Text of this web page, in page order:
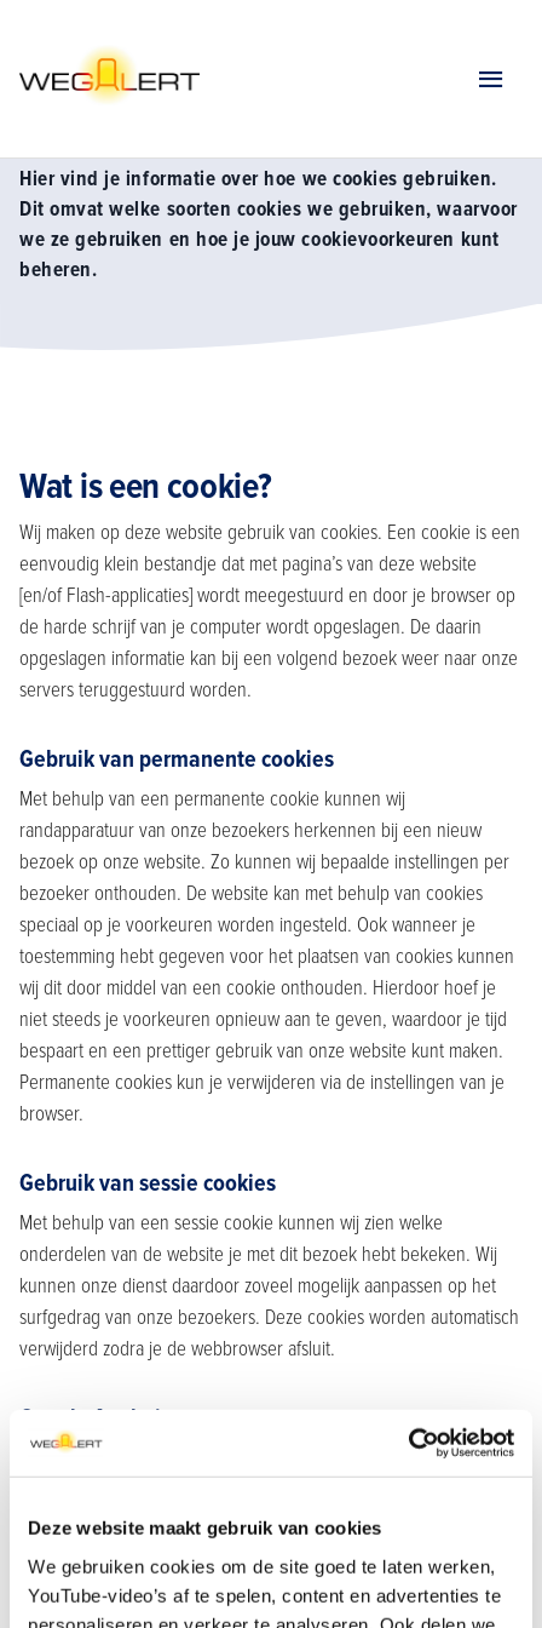
Deze website maakt gebruik van cookies
We gebruiken cookies om de site goed te laten werken,
YouTube-video’s af te spelen, content en advertenties te
Cookies
Hier vind je informatie over hoe we cookies gebruiken.
Dit omvat welke soorten cookies we gebruiken, waarvoor
we ze gebruiken en hoe je jouw cookievoorkeuren kunt
beheren.
Wat is een cookie?
Wij maken op deze website gebruik van cookies. Een cookie is een
eenvoudig klein bestandje dat met pagina’s van deze website
[en/of Flash-applicaties] wordt meegestuurd en door je browser op
de harde schrijf van je computer wordt opgeslagen. De daarin
opgeslagen informatie kan bij een volgend bezoek weer naar onze
servers teruggestuurd worden.
Gebruik van permanente cookies
Met behulp van een permanente cookie kunnen wij
randapparatuur van onze bezoekers herkennen bij een nieuw
bezoek op onze website. Zo kunnen wij bepaalde instellingen per
bezoeker onthouden. De website kan met behulp van cookies
speciaal op je voorkeuren worden ingesteld. Ook wanneer je
toestemming hebt gegeven voor het plaatsen van cookies kunnen
wij dit door middel van een cookie onthouden. Hierdoor hoef je
niet steeds je voorkeuren opnieuw aan te geven, waardoor je tijd
bespaart en een prettiger gebruik van onze website kunt maken.
Permanente cookies kun je verwijderen via de instellingen van je
browser.
Gebruik van sessie cookies
Met behulp van een sessie cookie kunnen wij zien welke
onderdelen van de website je met dit bezoek hebt bekeken. Wij
kunnen onze dienst daardoor zoveel mogelijk aanpassen op het
surfgedrag van onze bezoekers. Deze cookies worden automatisch
verwijderd zodra je de webbrowser afsluit.
Google Analytics
Via onze website wordt een cookie geplaatst van het Amerikaanse
deze dienst om bij te houden en rapportages te krijgen over hoe
gebruiken om de website te verbeteren. Google kan deze
informatie aan derden verschaffen indien Google hiertoe wettelijk